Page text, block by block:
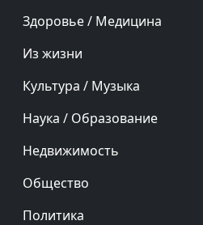
Здоровье / Медицина
Из жизни
Культура / Музыка
Наука / Образование
Недвижимость
Общество
Политика